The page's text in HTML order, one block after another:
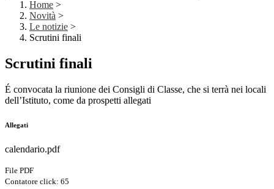
Home >
Novità >
Le notizie >
Scrutini finali
Scrutini finali
É convocata la riunione dei Consigli di Classe, che si terrà nei locali
dell’Istituto, come da prospetti allegati
Allegati
calendario.pdf
File PDF
Contatore click: 65